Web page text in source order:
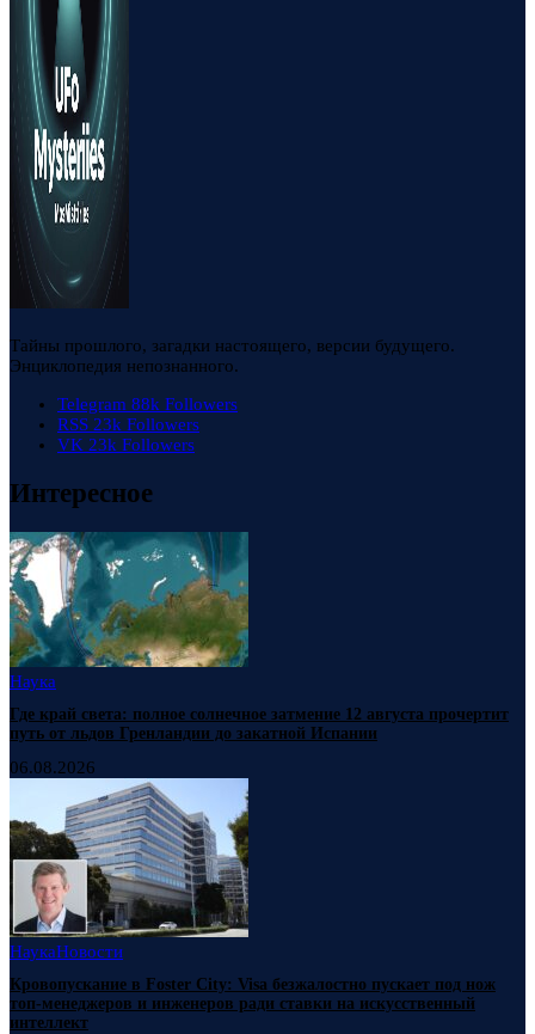
Тайны прошлого, загадки настоящего, версии будущего.
Энциклопедия непознанного.
Telegram 88k Followers
RSS 23k Followers
VK 23k Followers
Интересное
Наука
Где край света: полное солнечное затмение 12 августа прочертит
путь от льдов Гренландии до закатной Испании
06.08.2026
НаукаНовости
Кровопускание в Foster City: Visa безжалостно пускает под нож
топ-менеджеров и инженеров ради ставки на искусственный
интеллект